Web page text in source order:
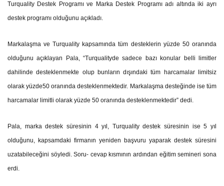
Turquality Destek Programı ve Marka Destek Programı adı altında iki ayrı
destek programı olduğunu açıkladı.
Markalaşma ve Turquality kapsamında tüm desteklerin yüzde 50 oranında
olduğunu açıklayan Pala, “Turqualityde sadece bazı konular belli limitler
dahilinde desteklenmekte olup bunların dışındaki tüm harcamalar limitsiz
olarak yüzde50 oranında desteklenmektedir. Markalaşma desteğinde ise tüm
harcamalar limitli olarak yüzde 50 oranında desteklenmektedir” dedi.
Pala, marka destek süresinin 4 yıl, Turquality destek süresinin ise 5 yıl
olduğunu, kapsamdaki firmanın yeniden başvuru yaparak destek süresini
uzatabileceğini söyledi. Soru- cevap kısmının ardından eğitim semineri sona
erdi.